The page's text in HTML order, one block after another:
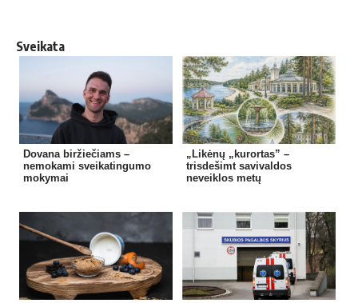
Sveikata
Dovana biržiečiams –
nemokami sveikatingumo
mokymai
„Likėnų „kurortas” –
trisdešimt savivaldos
neveiklos metų